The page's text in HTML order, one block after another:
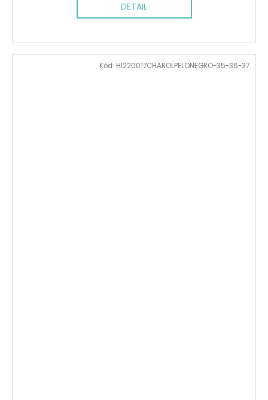
DETAIL
Kód: HI220017CHAROLPELONEGRO-35-36-37